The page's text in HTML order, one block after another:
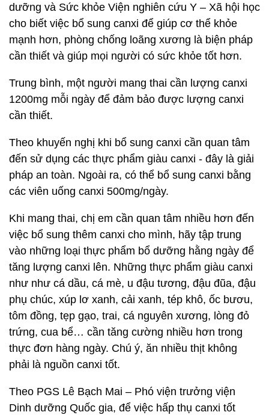
dưỡng và Sức khỏe Viện nghiên cứu Y – Xã hội học
cho biết việc bổ sung canxi để giúp cơ thể khỏe
mạnh hơn, phòng chống loãng xương là biện pháp
cần thiết và giúp mọi người có sức khỏe tốt hơn.
Trung bình, một người mang thai cần lượng canxi
1200mg mỗi ngày để đảm bảo được lượng canxi
cần thiết.
Theo khuyến nghị khi bổ sung canxi cần quan tâm
đến sử dụng các thực phẩm giàu canxi - đây là giải
pháp an toàn. Ngoài ra, có thể bổ sung canxi bằng
các viên uống canxi 500mg/ngày.
Khi mang thai, chị em cần quan tâm nhiều hơn đến
việc bổ sung thêm canxi cho mình, hãy tập trung
vào những loại thực phẩm bổ dưỡng hằng ngày để
tăng lượng canxi lên. Những thực phẩm giàu canxi
như như cá dầu, cá mè, u đậu tương, đậu đũa, đậu
phụ chúc, xúp lơ xanh, cải xanh, tép khô, ốc bươu,
tôm đồng, tẹp gạo, trai, cá nguyên xương, lòng đỏ
trứng, cua bể… cần tăng cường nhiều hơn trong
thực đơn hàng ngày. Chú ý, ăn nhiều thịt không
phải là nguồn canxi tốt.
Theo PGS Lê Bạch Mai – Phó viện trưởng viện
Dinh dưỡng Quốc gia, để việc hấp thụ canxi tốt